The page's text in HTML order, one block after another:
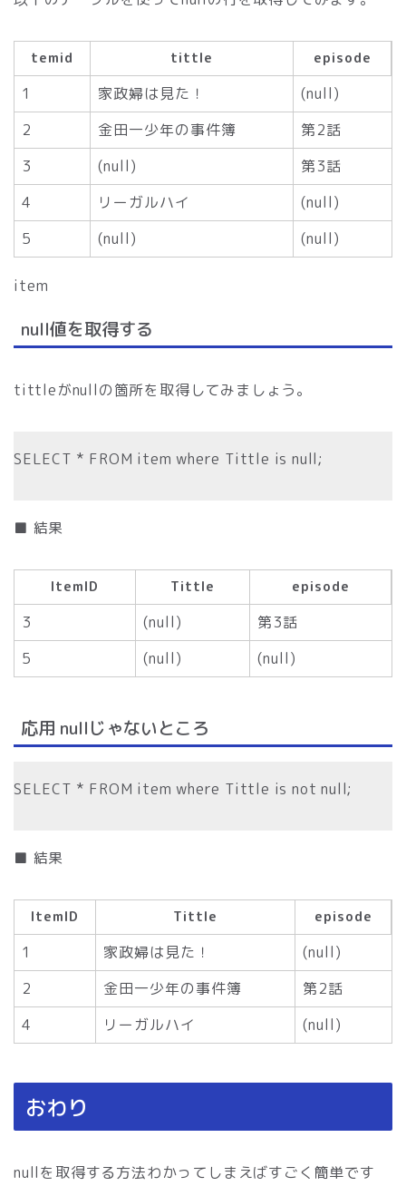
temid tittle episode
1 家政婦は見た！
(null)
2
金田一少年の事件簿
第2話
3
(null)
第3話
4
リーガルハイ
(null)
5
(null) (null)
item
null値を取得する
tittleがnullの箇所を取得してみましょう。
SELECT * FROM item where Tittle is null;
■ 結果
ItemID Tittle episode
3 (null)
第3話
5
(null) (null)
応用 nullじゃないところ
SELECT * FROM item where Tittle is not null;
■ 結果
ItemID Tittle episode
1 家政婦は見た！
(null)
2
金田一少年の事件簿
第2話
4
リーガルハイ (null)
おわり
nullを取得する方法わかってしまえばすごく簡単です